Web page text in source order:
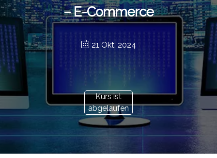
– E-Commerce
21 Okt. 2024
Kurs ist
abgelaufen